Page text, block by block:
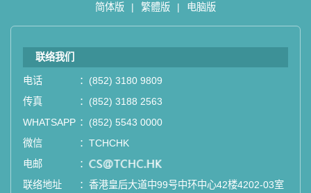
简体版 | 繁體版 | 电脑版
联络我们
电话 ： (852) 3180 9809
传真
： (852) 3188 2563
WHATSAPP ： (852) 5543 0000
微信
： TCHCHK
电邮
： email
联络地址
： 香港皇后大道中99号中环中心42楼4202-03室